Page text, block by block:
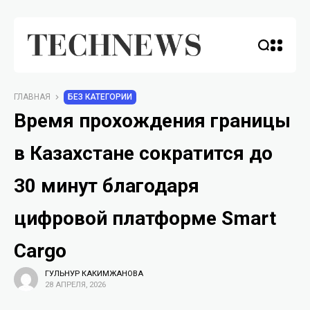
ГЛАВНАЯ БЕЗ КАТЕГОРИИ
Время прохождения границы
в Казахстане сократится до
30 минут благодаря
цифровой платформе Smart
Cargo
ГУЛЬНУР КАКИМЖАНОВА
28 АПРЕЛЯ, 2026